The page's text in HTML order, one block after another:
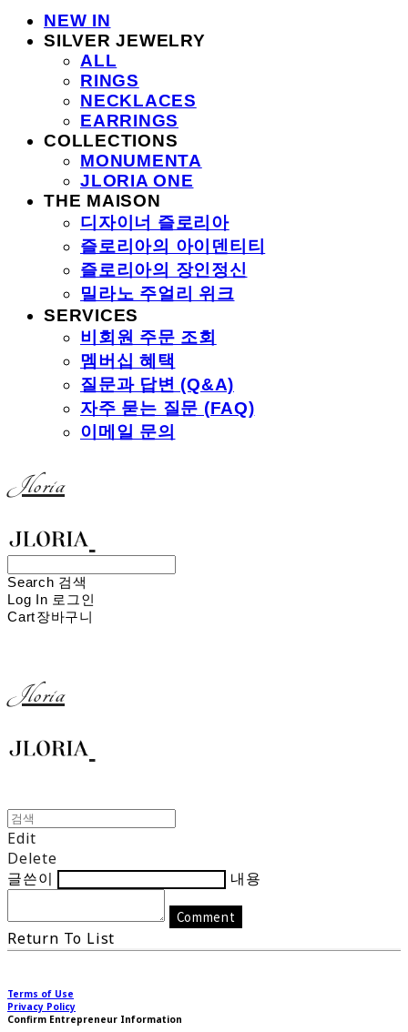
NEW IN
SILVER JEWELRY
ALL
RINGS
NECKLACES
EARRINGS
COLLECTIONS
MONUMENTA
JLORIA ONE
THE MAISON
디자이너 즐로리아
즐로리아의 아이덴티티
즐로리아의 장인정신
밀라노 주얼리 위크
SERVICES
비회원 주문 조회
멤버십 혜택
질문과 답변 (Q&A)
자주 묻는 질문 (FAQ)
이메일 문의
Jloria
Search 검색
Log In 로그인
Cart장바구니
Jloria
Edit
Delete
글쓴이
내용
Comment
Return To List
Terms of Use
Privacy Policy
Confirm Entrepreneur Information